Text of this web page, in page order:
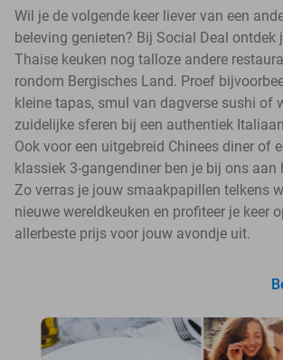
Wil je de volgende keer liever van een
beleving genieten? Bij Social Deal ontdek
Thaise keuken nog talloze andere
rondom Bergisches Land. Proef
kleine tapas, smul van dagverse sushi of
zuidelijke sferen bij een authentiek
Ook voor een uitgebreid Chinees diner of
klassiek 3-gangendiner ben je bij ons aan
Zo verras je jouw smaakpapillen telkens
nieuwe wereldkeuken en profiteer je keer
allerbeste prijs voor jouw avondje uit.